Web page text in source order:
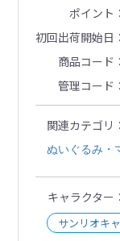
ポイント
初回出荷開始日
商品コード
管理コード
関連カテゴリ
ぬいぐるみ・
キャラクター
サンリオキ